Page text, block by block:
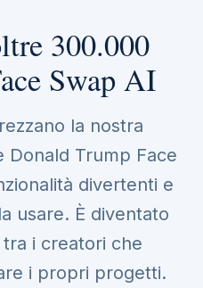
300.000
Swap AI
la nostra
Donald Trump Face
divertenti e
usare. È diventato
i creatori che
i propri progetti.